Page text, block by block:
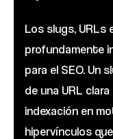
Los slugs, URLs
profundamente
para el SEO. Un
de una URL
indexación en
hipervínculos